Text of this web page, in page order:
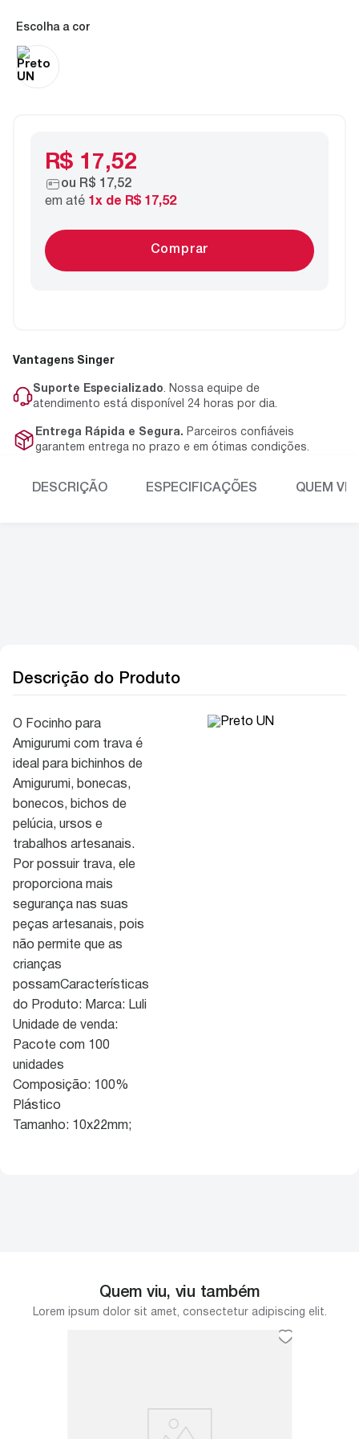
cor
R$ 17,52
ou R$ 17,52
em até 1 x de R$ 17,52
Comprar
Vantagens Singer
Suporte Especializado. Nossa equipe de
atendimento está disponível 24 horas por dia.
Entrega Rápida e Segura. Parceiros confiáveis
garantem entrega no prazo e em ótimas condições.
DESCRIÇÃO ESPECIFICAÇÕES QUEM
Descrição do Produto
O Focinho para
Amigurumi com trava é
ideal para bichinhos de
Amigurumi, bonecas,
bonecos, bichos de
pelúcia, ursos e
trabalhos artesanais.
Por possuir trava, ele
proporciona mais
segurança nas suas
peças artesanais, pois
não permite que as
crianças
possamCaracterísticas
do Produto: Marca: Luli
Unidade de venda:
Pacote com 100
unidades
Composição: 100%
Plástico
Tamanho: 10x22mm;
Quem viu, viu também
Lorem ipsum dolor sit amet, consectetur adipiscing elit.